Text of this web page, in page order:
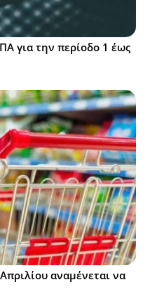
για την περίοδο 1 έως
αναμένεται να